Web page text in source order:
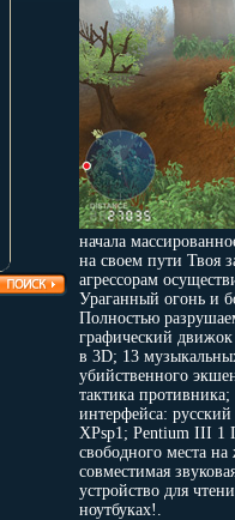
начала
на своем пути Твоя
агрессорам
Ураганный огонь и
Полностью
графический
в 3D; 13
убийственного
тактика
интерфейса:
XPsp1; Pentium III 1
свободного места
совместимая
устройство для
ноутбуках!.